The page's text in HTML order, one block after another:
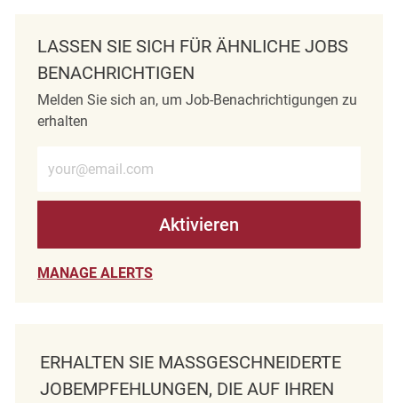
LASSEN SIE SICH FÜR ÄHNLICHE JOBS
BENACHRICHTIGEN
Melden Sie sich an, um Job-Benachrichtigungen zu
erhalten
Aktivieren
MANAGE ALERTS
ERHALTEN SIE MASSGESCHNEIDERTE J
OBEMPFEHLUNGEN, DIE AUF IHREN I